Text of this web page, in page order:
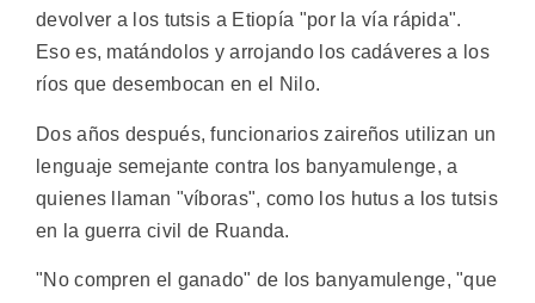
devolver a los tutsis a Etiopía "por la vía rápida".
Eso es, matándolos y arrojando los cadáveres a los
ríos que desembocan en el Nilo.
Dos años después, funcionarios zaireños utilizan un
lenguaje semejante contra los banyamulenge, a
quienes llaman "víboras", como los hutus a los tutsis
en la guerra civil de Ruanda.
"No compren el ganado" de los banyamulenge, "que